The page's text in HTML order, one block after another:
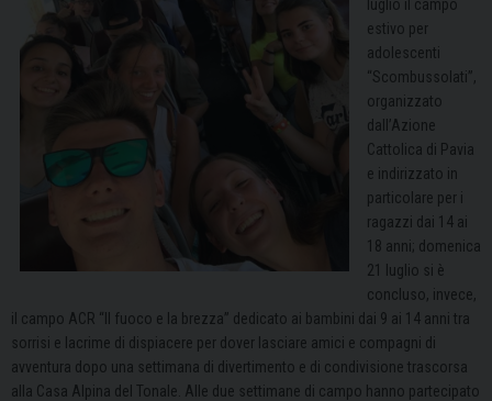
luglio il campo
estivo per
adolescenti
“Scombussolati”,
organizzato
dall’Azione
Cattolica di Pavia
e indirizzato in
particolare per i
ragazzi dai 14 ai
18 anni; domenica
21 luglio si è
concluso, invece,
il campo ACR “Il fuoco e la brezza” dedicato ai bambini dai 9 ai 14 anni tra
sorrisi e lacrime di dispiacere per dover lasciare amici e compagni di
avventura dopo una settimana di divertimento e di condivisione trascorsa
alla Casa Alpina del Tonale. Alle due settimane di campo hanno partecipato